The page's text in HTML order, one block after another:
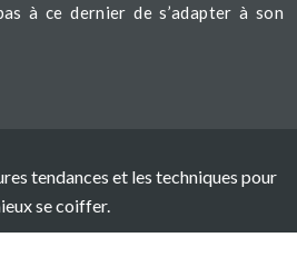
à ce dernier de s’adapter à son
tendances et les techniques pour
se coiffer.